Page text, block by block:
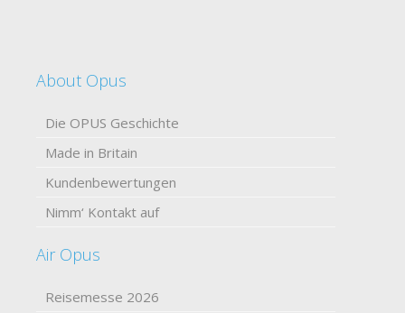
About Opus
Die OPUS Geschichte
Made in Britain
Kundenbewertungen
Nimm‘ Kontakt auf
Air Opus
Reisemesse 2026